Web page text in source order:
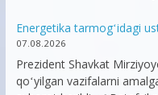
Energetika tarmogʻidagi
07.08.2026
Prezident Shavkat
qoʻyilgan vazifalarni